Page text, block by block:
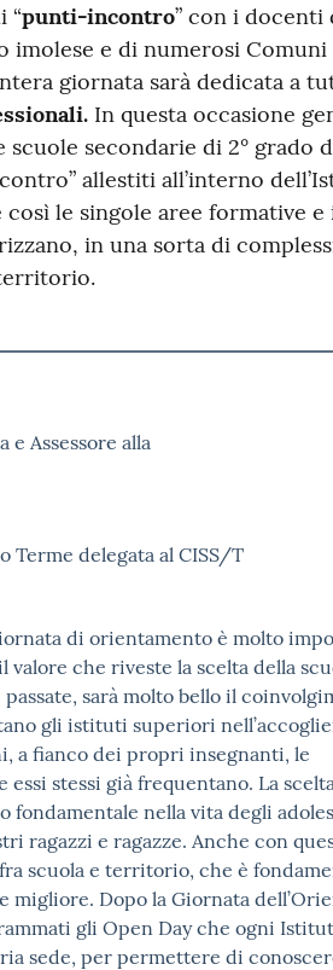
“punti-incontro” con i
e di numerosi
giornata sarà dedicata a
In questa occasione
secondarie di 2° grado
allestiti all’interno
le singole aree formative e
in una sorta di
Assessore alla
Terme delegata al CISS/T
di orientamento è molto
che riveste la scelta della
sarà molto bello il
gli istituti superiori
a fianco dei propri insegnanti, le
stessi già frequentano. La
fondamentale nella vita degli
ragazzi e ragazze. Anche con
scuola e territorio, che è
Dopo la Giornata
gli Open Day che ogni
sede, per permettere di